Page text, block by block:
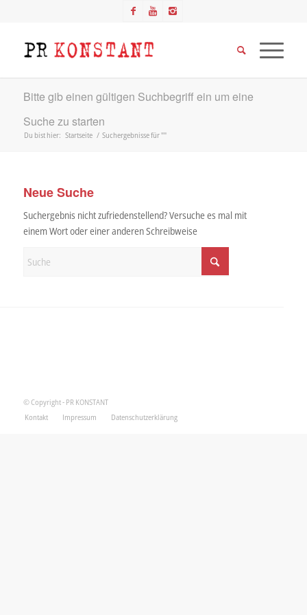
Bitte gib einen gültigen Suchbegriff ein um eine
Suche zu starten
Du bist hier: Startseite / Suchergebnisse für ""
Neue Suche
Suchergebnis nicht zufriedenstellend? Versuche es mal mit
einem Wort oder einer anderen Schreibweise
© Copyright - PR KONSTANT
Kontakt
Impressum Datenschutzerklärung